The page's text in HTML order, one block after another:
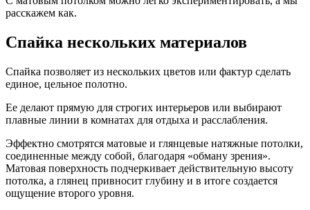
расскажем как.
Спайка нескольких материалов
Спайка позволяет из нескольких цветов или фактур сделать
единое, цельное полотно.
Ее делают прямую для строгих интерьеров или выбирают
плавные линии в комнатах для отдыха и расслабления.
Эффектно смотрятся матовые и глянцевые натяжные потолки,
соединенные между собой, благодаря «обману зрения».
Матовая поверхность подчеркивает действительную высоту
потолка, а глянец привносит глубину и в итоге создается
ощущение второго уровня.